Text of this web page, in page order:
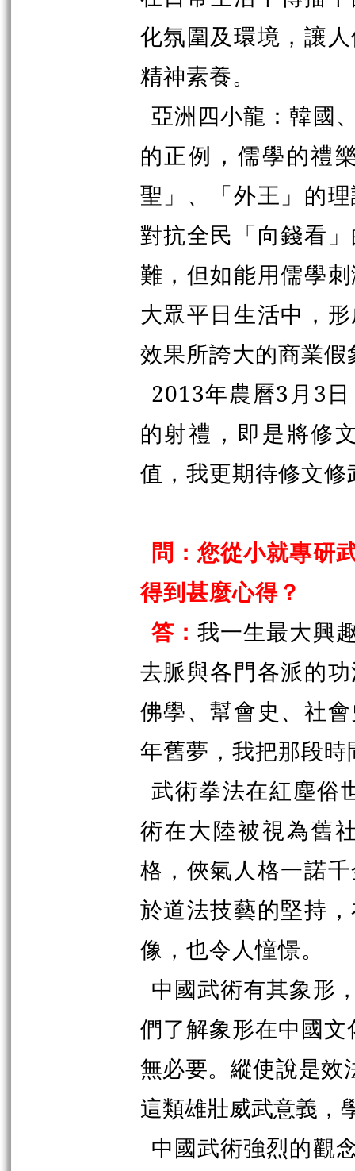
化氛圍及環境，讓
精神素養。
亞洲四小龍：韓國
的正例，儒學的禮
聖」、「外王」的
對抗全民「向錢看
難，但如能用儒學
大眾平日生活中，
效果所誇大的商業假
2013年農曆3月3
的射禮，即是將修
值，我更期待修文
問：您從小就專研
得到甚麼心得？
答：我一生最大興
去脈與各門各派的
佛學、幫會史、社
年舊夢，我把那段
武術拳法在紅塵俗
術在大陸被視為舊
格，俠氣人格一諾
於道法技藝的堅持
像，也令人憧憬。
中國武術有其象形
們了解象形在中國
無必要。縱使說是效
這類雄壯威武意義
中國武術強烈的觀